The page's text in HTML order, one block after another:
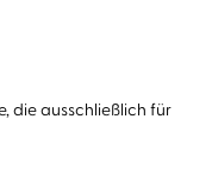
die ausschließlich für